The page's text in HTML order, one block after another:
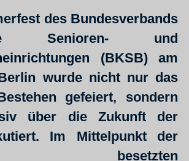
des Bundesverbands
Senioren- und
(BKSB) am
wurde nicht nur das
gefeiert, sondern
über die Zukunft der
Im Mittelpunkt der
besetzten